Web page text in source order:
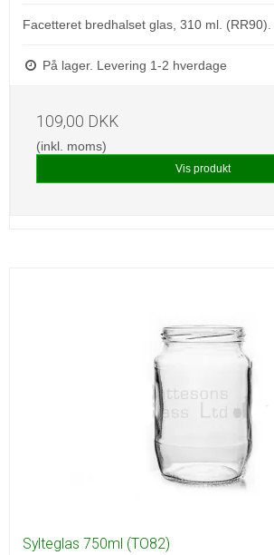
Facetteret bredhalset glas, 310 ml. (RR90).
På lager. Levering 1-2 hverdage
109,00 DKK
(inkl. moms)
Vis produkt
Sylteglas 750ml (TO82)